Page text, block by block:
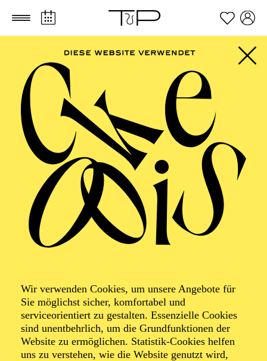
Zum Hauptinhalt springen Zum Footer springen
Wir verwenden Cookies, um unsere Angebote für
Sie möglichst sicher, komfortabel und
serviceorientiert zu gestalten. Essenzielle Cookies
sind unentbehrlich, um die Grundfunktionen der
Website zu ermöglichen. Statistik-Cookies helfen
uns zu verstehen, wie die Website genutzt wird,
PHILHARMONIE
Stock­hausen „Inori“
TICKETS